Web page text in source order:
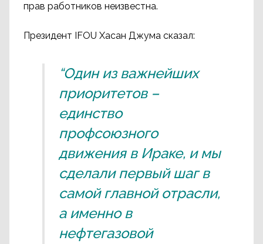
прав работников неизвестна.
Президент IFOU Хасан Джума сказал:
“Один из важнейших
приоритетов –
единство
профсоюзного
движения в Ираке, и мы
сделали первый шаг в
самой главной отрасли,
а именно в
нефтегазовой